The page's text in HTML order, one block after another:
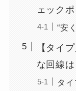
ェックポ
“安
【タイ
な回線
タ